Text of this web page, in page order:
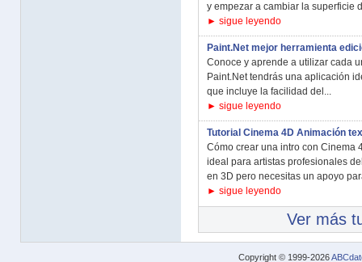
y empezar a cambiar la superficie
► sigue leyendo
Paint.Net mejor herramienta
Conoce y aprende a utilizar cada
Paint.Net tendrás una aplicación
que incluye la facilidad del...
► sigue leyendo
Tutorial Cinema 4D Animación
Cómo crear una intro con Cinema
ideal para artistas profesionales
en 3D pero necesitas un apoyo
► sigue leyendo
Ver más
Copyright © 1999-2026